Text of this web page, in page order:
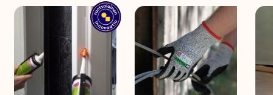
Paino: noin 300 g (sis. viisi terää)
Mitat: 25 cm x 7 cm x 8 cm